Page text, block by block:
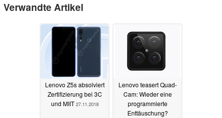
Verwandte Artikel
Lenovo Z5s absolviert
Zertifizierung bei 3C
und MIIT27.11.2018
Lenovo teasert Quad-
Cam: Wieder eine
programmierte
Enttäuschung?